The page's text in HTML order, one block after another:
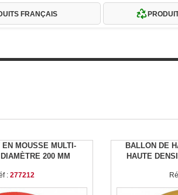
FRANÇAIS
MOUSSE MULTI-
200 MM
: 277212
BALLON DE
HAUTE